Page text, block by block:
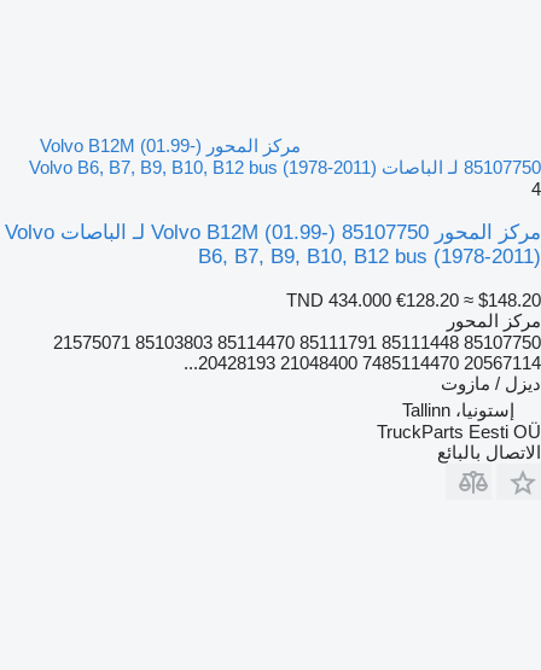
مركز المحور Volvo B12M (01.99-)
85107750 لـ الباصات Volvo B6, B7, B9, B10, B12 bus (1978-2011)
4
مركز المحور Volvo B12M (01.99-) 85107750 لـ الباصات Volvo
B6, B7, B9, B10, B12 bus (1978-2011)
TND 434.000 €128.20 ≈ $148.20
مركز المحور
85107750 85111448 85111791 85114470 85103803 21575071
20567114 7485114470 21048400 20428193...
ديزل / مازوت
إستونيا، Tallinn
TruckParts Eesti OÜ
الاتصال بالبائع